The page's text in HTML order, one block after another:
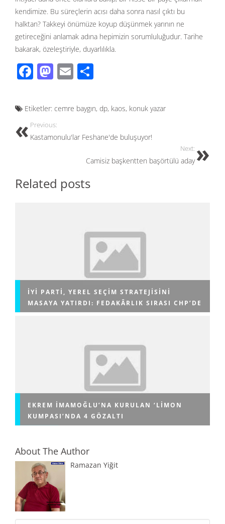
kendimize. Bu süreçlerin acısı daha sonra nasıl çıktı bu
halktan? Takkeyi önümüze koyup düşünmek yarının ne
getireceğini anlamak adına hepimizin sorumluluğudur. Tarihe
bakarak, özeleştiriyle, duyarlılıkla.
F
e
b
o
M
to
d
o
E
ail ar
Etiketler: cemre baygın, dp, kaos, konuk yazar
Previous:
Kastamonulu'lar Feshane'de buluşuyor!
Next:
Camisiz başkentten başörtülü aday
Related posts
İYİ PARTI, YEREL SEÇIM STRATEJISINI
MASAYA YATIRDI: FEDAKÂRLIK SIRASI CHP’DE
EKREM İMAMOĞLU’NA KURULAN ‘LIMON
KUMPASI’NDA 4 GÖZALTI
About The Author
Ramazan Yiğit